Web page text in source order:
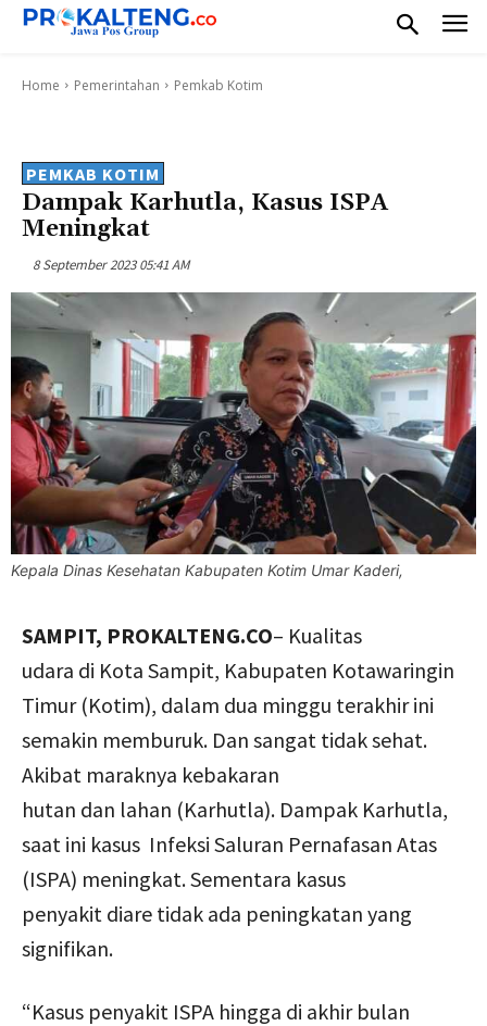
Home Pemerintahan Pemkab Kotim
PEMKAB KOTIM
Dampak Karhutla, Kasus ISPA
Meningkat
8 September 2023 05:41 AM
Kepala Dinas Kesehatan Kabupaten Kotim Umar Kaderi,
SAMPIT, PROKALTENG.CO– Kualitas
udara di Kota Sampit, Kabupaten Kotawaringin
Timur (Kotim), dalam dua minggu terakhir ini
semakin memburuk. Dan sangat tidak sehat.
Akibat maraknya kebakaran
hutan dan lahan (Karhutla). Dampak Karhutla,
saat ini kasus Infeksi Saluran Pernafasan Atas
(ISPA) meningkat. Sementara kasus
penyakit diare tidak ada peningkatan yang
signifikan.
“Kasus penyakit ISPA hingga di akhir bulan